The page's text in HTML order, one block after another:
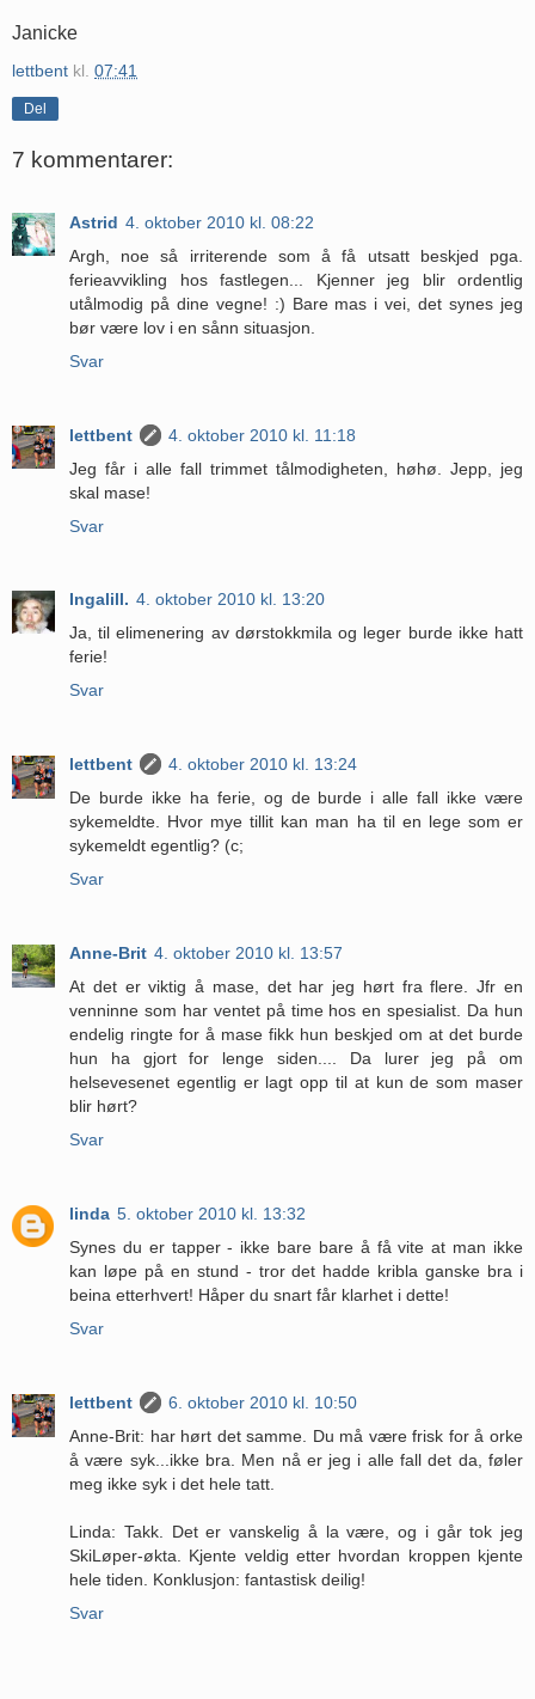
Janicke
lettbent kl. 07:41
Del
7 kommentarer:
Astrid 4. oktober 2010 kl. 08:22
Argh, noe så irriterende som å få utsatt beskjed pga.
ferieavvikling hos fastlegen... Kjenner jeg blir ordentlig
utålmodig på dine vegne! :) Bare mas i vei, det synes jeg
bør være lov i en sånn situasjon.
Svar
lettbent
4. oktober 2010 kl. 11:18
Jeg får i alle fall trimmet tålmodigheten, høhø. Jepp, jeg
skal mase!
Svar
Ingalill. 4. oktober 2010 kl. 13:20
Ja, til elimenering av dørstokkmila og leger burde ikke hatt
ferie!
Svar
lettbent
4. oktober 2010 kl. 13:24
De burde ikke ha ferie, og de burde i alle fall ikke være
sykemeldte. Hvor mye tillit kan man ha til en lege som er
sykemeldt egentlig? (c;
Svar
Anne-Brit 4. oktober 2010 kl. 13:57
At det er viktig å mase, det har jeg hørt fra flere. Jfr en
venninne som har ventet på time hos en spesialist. Da hun
endelig ringte for å mase fikk hun beskjed om at det burde
hun ha gjort for lenge siden.... Da lurer jeg på om
helsevesenet egentlig er lagt opp til at kun de som maser
blir hørt?
Svar
linda 5. oktober 2010 kl. 13:32
Synes du er tapper - ikke bare bare å få vite at man ikke
kan løpe på en stund - tror det hadde kribla ganske bra i
beina etterhvert! Håper du snart får klarhet i dette!
Svar
lettbent
6. oktober 2010 kl. 10:50
Anne-Brit: har hørt det samme. Du må være frisk for å orke
å være syk...ikke bra. Men nå er jeg i alle fall det da, føler
meg ikke syk i det hele tatt.
Linda: Takk. Det er vanskelig å la være, og i går tok jeg
SkiLøper-økta. Kjente veldig etter hvordan kroppen kjente
hele tiden. Konklusjon: fantastisk deilig!
Svar